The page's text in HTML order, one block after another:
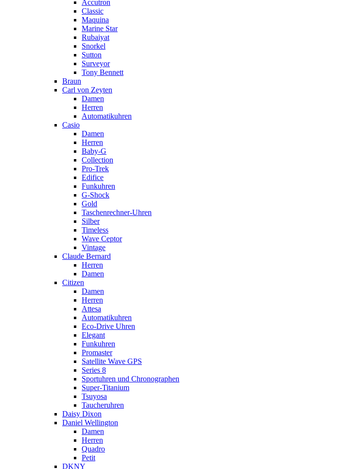
Accutron
Classic
Maquina
Marine Star
Rubaiyat
Snorkel
Sutton
Surveyor
Tony Bennett
Braun
Carl von Zeyten
Damen
Herren
Automatikuhren
Casio
Damen
Herren
Baby-G
Collection
Pro-Trek
Edifice
Funkuhren
G-Shock
Gold
Taschenrechner-Uhren
Silber
Timeless
Wave Ceptor
Vintage
Claude Bernard
Herren
Damen
Citizen
Damen
Herren
Attesa
Automatikuhren
Eco-Drive Uhren
Elegant
Funkuhren
Promaster
Satellite Wave GPS
Series 8
Sportuhren und Chronographen
Super-Titanium
Tsuyosa
Taucheruhren
Daisy Dixon
Daniel Wellington
Damen
Herren
Quadro
Petit
DKNY